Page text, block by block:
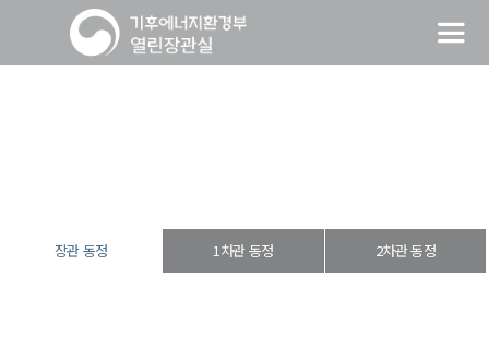
장관 동정 1차관 동정 2차관 동정